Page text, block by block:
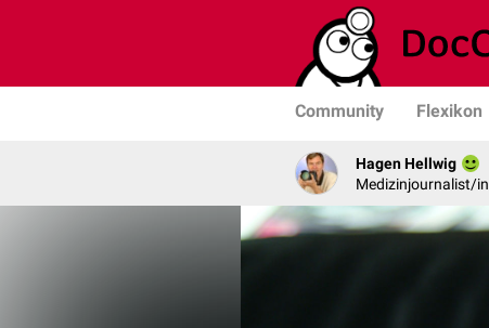
Community Flexikon
Hagen Hellwig
Medizinjournalist/in